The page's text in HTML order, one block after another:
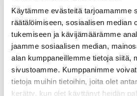
Käytämme evästeitä tarjoamamme
räätälöimiseen, sosiaalisen median
tukemiseen ja kävijämäärämme
jaamme sosiaalisen median,
alan kumppaneillemme tietoja siitä,
sivustoamme. Kumppanimme
tietoja muihin tietoihin, joita olet
kerätty, kun olet käyttänyt heidän
organisoida teeman mukaiset tapahtumat
seurakunnassa.
Yv-startit 2020
Lisätietoja
ulla-maija.harju@evl.fi